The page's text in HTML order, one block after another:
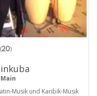
(20)
Musik und Karibik-Musik